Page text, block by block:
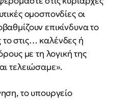
ομοσπονδίες οι
επικίνδυνα το
στις… καλένδες ή
με τη λογική της
τελειώσαμε».
το υπουργείο